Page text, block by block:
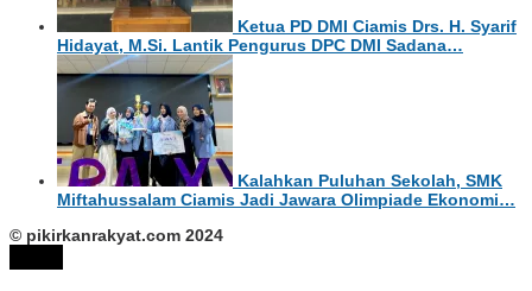
Ketua PD DMI Ciamis Drs. H. Syarif
Hidayat, M.Si. Lantik Pengurus DPC DMI Sadana…
Kalahkan Puluhan Sekolah, SMK
Miftahussalam Ciamis Jadi Jawara Olimpiade Ekonomi…
© pikirkanrakyat.com 2024